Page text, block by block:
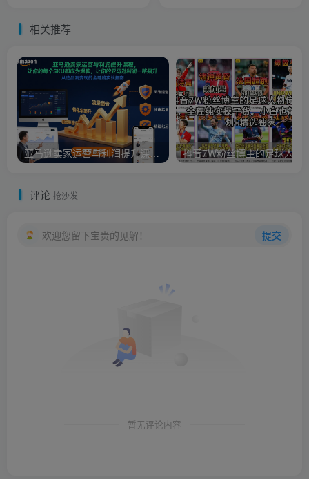
相关推荐
亚马逊卖家运营与利润提升课程，让你的每个SKU都成为爆款，让你的亚马逊利润一路飙升（更新26年3月）
评论 抢沙发
欢迎您留下宝贵的见解！ 提交
暂无评论内容